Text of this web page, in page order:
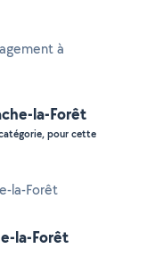
à
la-Forêt
pour cette
la-Forêt
la-Forêt